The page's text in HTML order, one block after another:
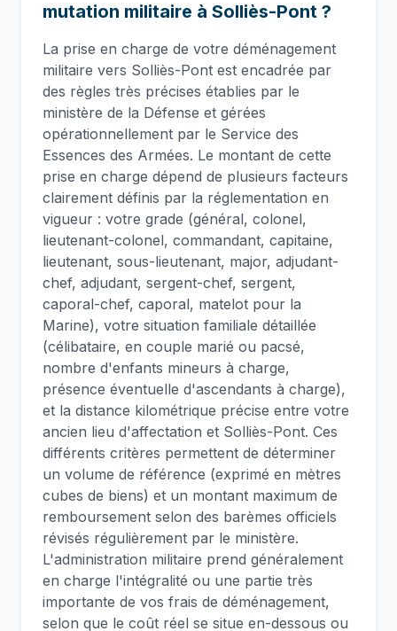
mutation militaire à Solliès-Pont ?
La prise en charge de votre déménagement
militaire vers Solliès-Pont est encadrée par
des règles très précises établies par le
ministère de la Défense et gérées
opérationnellement par le Service des
Essences des Armées. Le montant de cette
prise en charge dépend de plusieurs facteurs
clairement définis par la réglementation en
vigueur : votre grade (général, colonel,
lieutenant-colonel, commandant, capitaine,
lieutenant, sous-lieutenant, major, adjudant-
chef, adjudant, sergent-chef, sergent,
caporal-chef, caporal, matelot pour la
Marine), votre situation familiale détaillée
(célibataire, en couple marié ou pacsé,
nombre d'enfants mineurs à charge,
présence éventuelle d'ascendants à charge),
et la distance kilométrique précise entre votre
ancien lieu d'affectation et Solliès-Pont. Ces
différents critères permettent de déterminer
un volume de référence (exprimé en mètres
cubes de biens) et un montant maximum de
remboursement selon des barèmes officiels
révisés régulièrement par le ministère.
L'administration militaire prend généralement
en charge l'intégralité ou une partie très
importante de vos frais de déménagement,
selon que le coût réel se situe en-dessous ou